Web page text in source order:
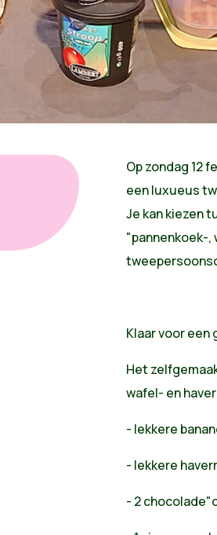
Op zondag 12
een luxueus
Je kan kiezen
"pannenkoek-
Klaar voor
Het
wafel- en
- lekkere
- lekkere
- 2